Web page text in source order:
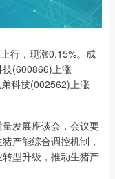
行，现涨0.15%。成
(600866)上涨
科技(002562)上涨
发展座谈会，会议要
产能综合调控机制，
型升级，推动生猪产